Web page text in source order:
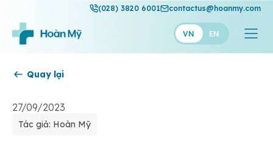
(028) 3820 6001 contactus@hoanmy.com
VN EN
Quay lại
27/09/2023
Tác giả: Hoàn Mỹ